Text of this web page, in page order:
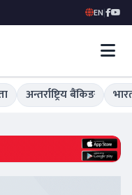
EN|
अन्तर्राष्ट्रिय बैंकिङ